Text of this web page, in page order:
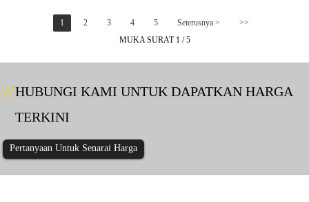
1 2 3 4 5 Seterusnya >
>>
MUKA SURAT 1 / 5
HUBUNGI KAMI UNTUK DAPATKAN HARGA
TERKINI
Pertanyaan Untuk Senarai Harga